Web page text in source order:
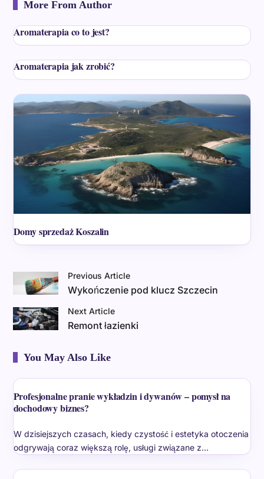
More From Author
Aromaterapia co to jest?
Aromaterapia jak zrobić?
Domy sprzedaż Koszalin
Previous Article
Wykończenie pod klucz Szczecin
Next Article
Remont łazienki
You May Also Like
Profesjonalne pranie wykładzin i dywanów – pomysł na
dochodowy biznes?
W dzisiejszych czasach, kiedy czystość i estetyka otoczenia
odgrywają coraz większą rolę, usługi związane z…